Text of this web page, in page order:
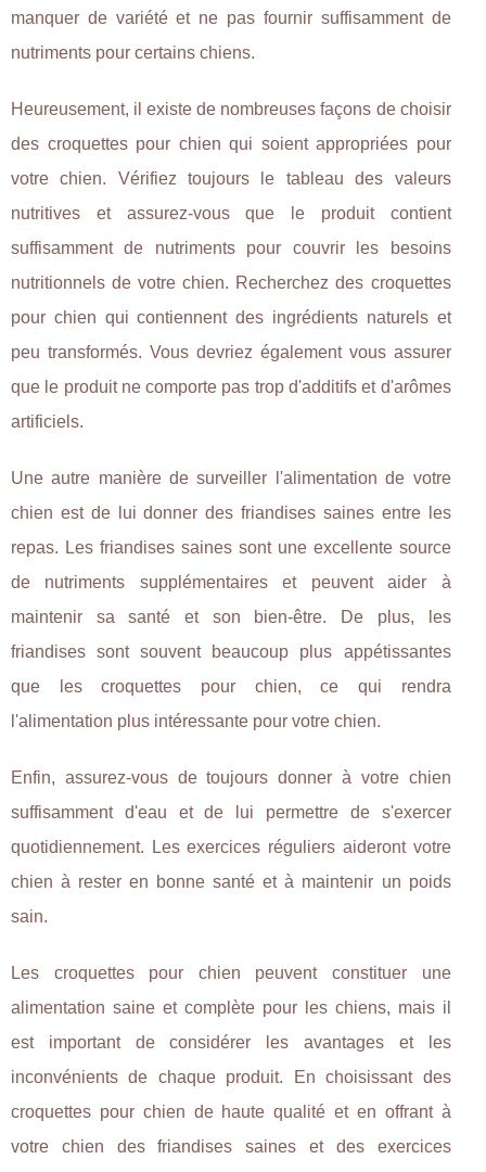
manquer de variété et ne pas fournir suffisamment de
nutriments pour certains chiens.
Heureusement, il existe de nombreuses façons de choisir
des croquettes pour chien qui soient appropriées pour
votre chien. Vérifiez toujours le tableau des valeurs
nutritives et assurez-vous que le produit contient
suffisamment de nutriments pour couvrir les besoins
nutritionnels de votre chien. Recherchez des croquettes
pour chien qui contiennent des ingrédients naturels et
peu transformés. Vous devriez également vous assurer
que le produit ne comporte pas trop d'additifs et d'arômes
artificiels.
Une autre manière de surveiller l'alimentation de votre
chien est de lui donner des friandises saines entre les
repas. Les friandises saines sont une excellente source
de nutriments supplémentaires et peuvent aider à
maintenir sa santé et son bien-être. De plus, les
friandises sont souvent beaucoup plus appétissantes
que les croquettes pour chien, ce qui rendra
l'alimentation plus intéressante pour votre chien.
Enfin, assurez-vous de toujours donner à votre chien
suffisamment d'eau et de lui permettre de s'exercer
quotidiennement. Les exercices réguliers aideront votre
chien à rester en bonne santé et à maintenir un poids
sain.
Les croquettes pour chien peuvent constituer une
alimentation saine et complète pour les chiens, mais il
est important de considérer les avantages et les
inconvénients de chaque produit. En choisissant des
croquettes pour chien de haute qualité et en offrant à
votre chien des friandises saines et des exercices